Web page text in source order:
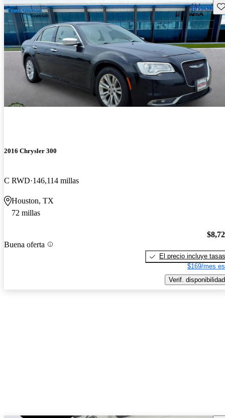
2016 Chrysler 300
C RWD 146,114 millas
Houston, TX
72 millas
Buena oferta
El precio incluye tasas
$169/mes
Verif. disponibilidad